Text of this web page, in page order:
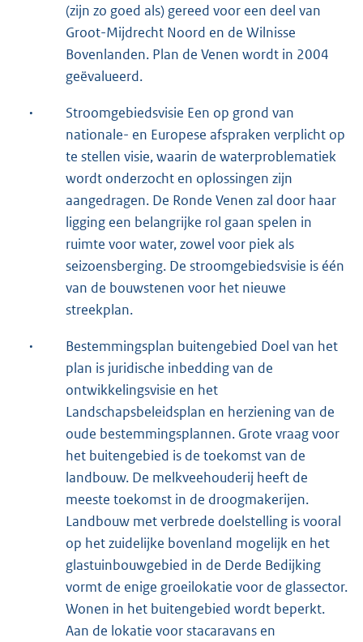
(zijn zo goed als) gereed voor een deel van
Groot-Mijdrecht Noord en de Wilnisse
Bovenlanden. Plan de Venen wordt in 2004
geëvalueerd.
·
Stroomgebiedsvisie Een op grond van
nationale- en Europese afspraken verplicht op
te stellen visie, waarin de waterproblematiek
wordt onderzocht en oplossingen zijn
aangedragen. De Ronde Venen zal door haar
ligging een belangrijke rol gaan spelen in
ruimte voor water, zowel voor piek als
seizoensberging. De stroomgebiedsvisie is één
van de bouwstenen voor het nieuwe
streekplan.
·
Bestemmingsplan buitengebied Doel van het
plan is juridische inbedding van de
ontwikkelingsvisie en het
Landschapsbeleidsplan en herziening van de
oude bestemmingsplannen. Grote vraag voor
het buitengebied is de toekomst van de
landbouw. De melkveehouderij heeft de
meeste toekomst in de droogmakerijen.
Landbouw met verbrede doelstelling is vooral
op het zuidelijke bovenland mogelijk en het
glastuinbouwgebied in de Derde Bedijking
vormt de enige groeilokatie voor de glassector.
Wonen in het buitengebied wordt beperkt.
Aan de lokatie voor stacaravans en